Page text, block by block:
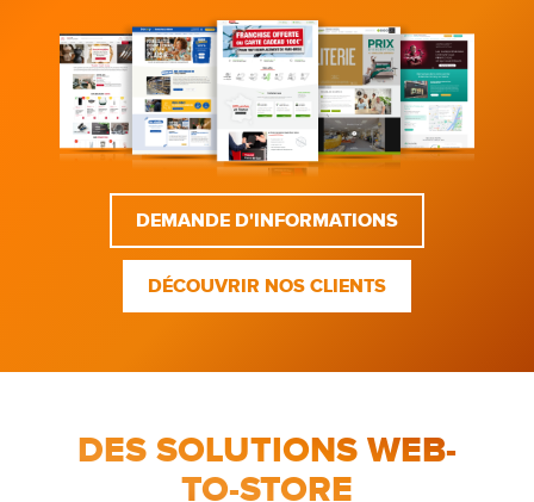
DEMANDE D'INFORMATIONS
DÉCOUVRIR NOS CLIENTS
DES SOLUTIONS WEB-
TO-STORE